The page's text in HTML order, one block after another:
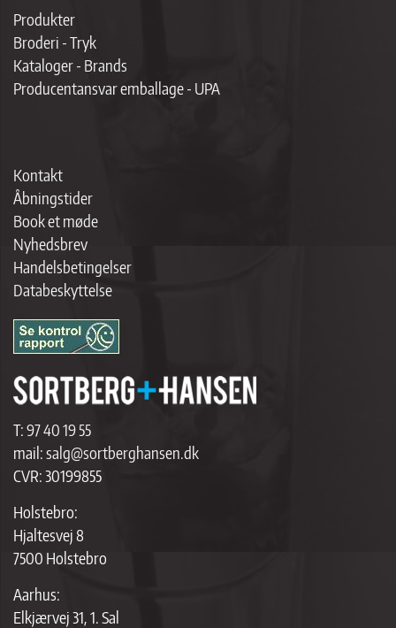
Produkter
Broderi - Tryk
Kataloger - Brands
Producentansvar emballage - UPA
Kontakt
Åbningstider
Book et møde
Nyhedsbrev
Handelsbetingelser
Databeskyttelse
T:97 40 19 55
mail:salg@sortberghansen.dk
CVR: 30199855
Holstebro:
Hjaltesvej 8
7500 Holstebro
Aarhus:
Elkjærvej 31, 1. Sal